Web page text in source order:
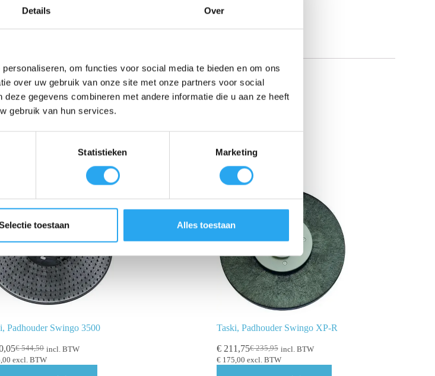
Details Over
om functies voor social media te bieden en om ons
over uw gebruik van onze site met onze partners voor social
gegevens combineren met andere informatie die u aan ze heeft
gebruik van hun services.
Statistieken Marketing
toestaan Alles toestaan
Padhouder Swingo 3500
€544,50 incl. BTW
excl. BTW
Taski, Padhouder Swingo XP-R
€235,95
€211,75
incl. BTW
€175,00 excl. BTW